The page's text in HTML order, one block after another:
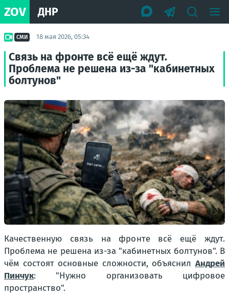
ZOV ДНР
СМИ 18 мая 2026, 05:34
Связь на фронте всё ещё ждут.
Проблема не решена из-за "кабинетных
болтунов"
Качественную связь на фронте всё ещё ждут.
Проблема не решена из-за "кабинетных болтунов". В
чём состоят основные сложности, объяснил Андрей
Пинчук: "Нужно организовать цифровое
пространство".